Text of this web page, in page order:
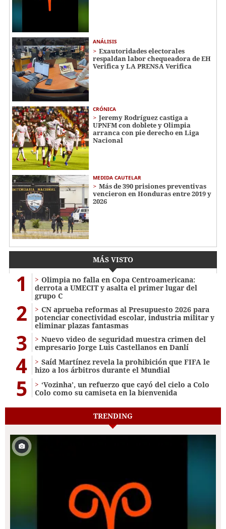
ANÁLISIS
Exautoridades electorales
respaldan labor chequeadora de EH
Verifica y LA PRENSA Verifica
CRÓNICA
Jeremy Rodríguez castiga a
UPNFM con doblete y Olimpia
arranca con pie derecho en Liga
Nacional
MEDIDA CAUTELAR
Más de 390 prisiones preventivas
vencieron en Honduras entre 2019 y
2026
MÁS VISTO
1
Olimpia no falla en Copa Centroamericana:
derrota a UMECIT y asalta el primer lugar del
grupo C
2
CN aprueba reformas al Presupuesto 2026 para
potenciar conectividad escolar, industria militar y
eliminar plazas fantasmas
3
Nuevo video de seguridad muestra crimen del
empresario Jorge Luis Castellanos en Danlí
4
Saíd Martínez revela la prohibición que FIFA le
hizo a los árbitros durante el Mundial
5
‘Vozinha’, un refuerzo que cayó del cielo a Colo
Colo como su camiseta en la bienvenida
TRENDING